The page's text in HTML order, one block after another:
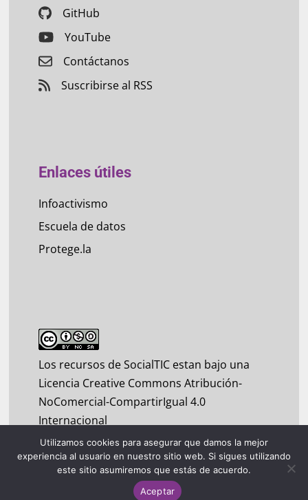
GitHub
YouTube
Contáctanos
Suscribirse al RSS
Enlaces útiles
Infoactivismo
Escuela de datos
Protege.la
Los recursos de SocialTIC estan bajo una
Licencia Creative Commons Atribución-
NoComercial-CompartirIgual 4.0
Internacional
Utilizamos cookies para asegurar que damos la mejor
experiencia al usuario en nuestro sitio web. Si sigues utilizando
este sitio asumiremos que estás de acuerdo.
Aceptar